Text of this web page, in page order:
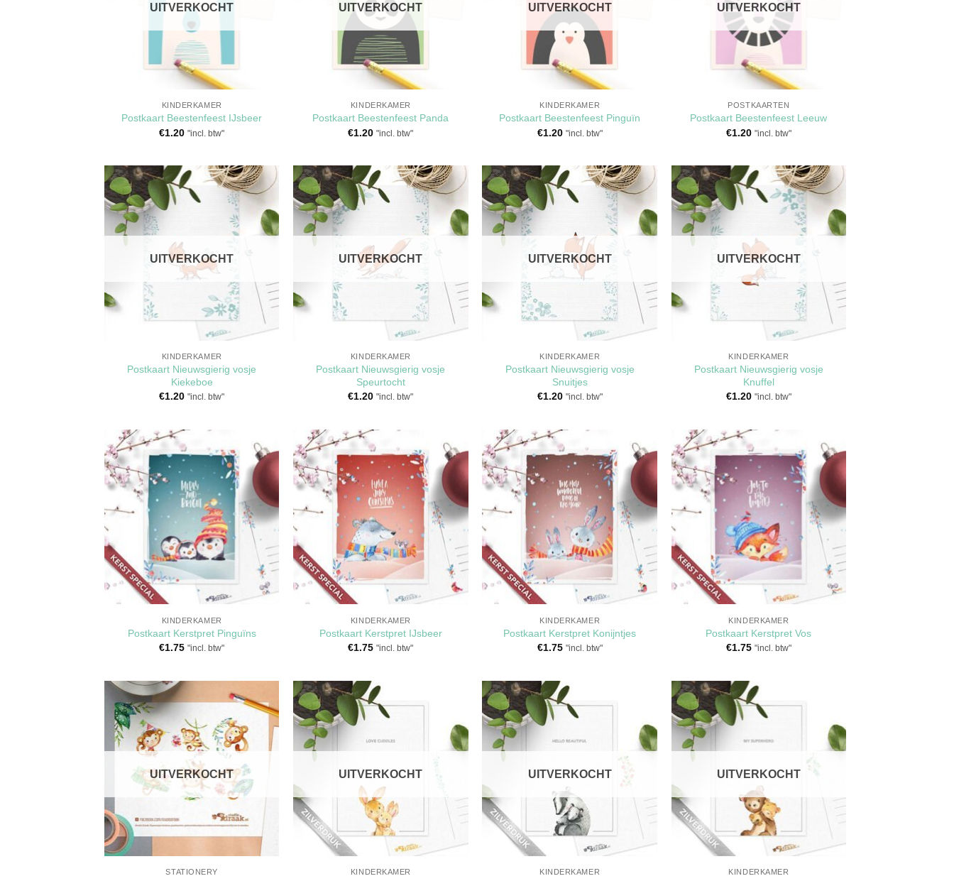
UITVERKOCHT
KINDERKAMER
Postkaart Beestenfeest IJsbeer
€1.20 "incl. btw"
UITVERKOCHT
KINDERKAMER
Postkaart Beestenfeest Panda
€1.20 "incl. btw"
UITVERKOCHT
KINDERKAMER
Postkaart Beestenfeest Pinguïn
€1.20 "incl. btw"
UITVERKOCHT
POSTKAARTEN
Postkaart Beestenfeest Leeuw
€1.20 "incl. btw"
Toevoegen
aan
verlanglijst
UITVERKOCHT
KINDERKAMER
Postkaart Nieuwsgierig vosje
Kiekeboe
€1.20 "incl. btw"
Toevoegen
aan
verlanglijst
UITVERKOCHT
KINDERKAMER
Postkaart Nieuwsgierig vosje
Speurtocht
€1.20 "incl. btw"
Toevoegen
aan
verlanglijst
UITVERKOCHT
KINDERKAMER
Postkaart Nieuwsgierig vosje
Snuitjes
€1.20 "incl. btw"
Toevoegen
aan
verlanglijst
UITVERKOCHT
KINDERKAMER
Postkaart Nieuwsgierig vosje
Knuffel
€1.20 "incl. btw"
Toevoegen
aan
verlanglijst
KINDERKAMER
Postkaart Kerstpret Pinguïns
€1.75 "incl. btw"
Toevoegen
aan
verlanglijst
KINDERKAMER
Postkaart Kerstpret IJsbeer
€1.75 "incl. btw"
Toevoegen
verlanglijst
KINDERKAMER
Postkaart Kerstpret Konijntjes
€1.75 "incl. btw"
Toevoegen
aan
verlanglijst
KINDERKAMER
Postkaart Kerstpret Vos
€1.75 "incl. btw"
Toevoegen
aan
verlanglijst
UITVERKOCHT
STATIONERY
Toevoegen
verlanglijst
UITVERKOCHT
KINDERKAMER
Toevoegen
verlanglijst
UITVERKOCHT
KINDERKAMER
Toevoegen
verlanglijst
UITVERKOCHT
KINDERKAMER